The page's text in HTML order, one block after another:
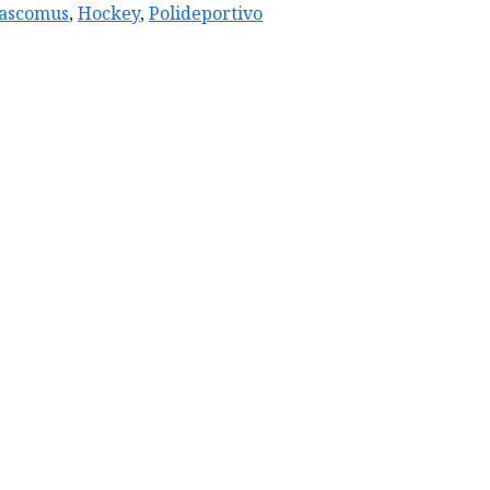
,Hockey,Polideportivo